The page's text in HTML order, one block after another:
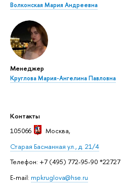
Волконская Мария Андреевна
Менеджер
Круглова Мария-Ангелина Павловна
Контакты
105066
Москва,
Старая Басманная ул., д. 21/4
Телефон: +7 (495) 772-95-90 *22727
E-mail: mpkruglova@hse.ru